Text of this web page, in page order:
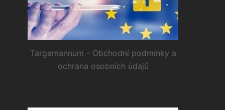
Targamannum - Obchodní podmínky a
ochrana osobních údajů